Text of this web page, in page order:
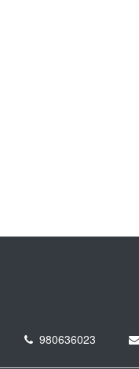
980636023